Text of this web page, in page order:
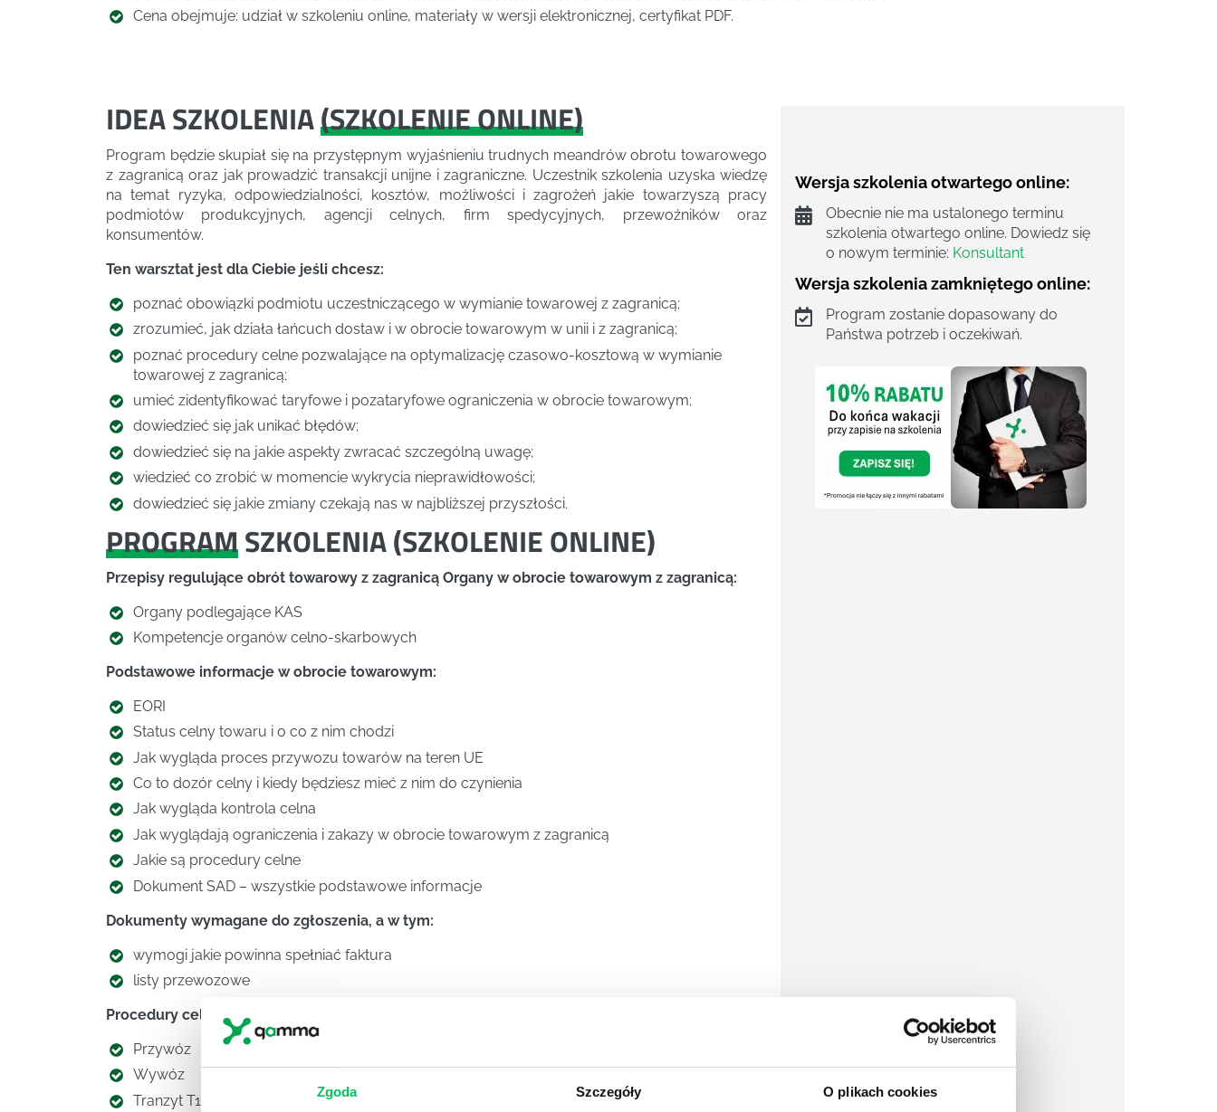
Zgoda Szczegóły O plikach cookies
Cena obejmuje: udział w szkoleniu online, materiały w wersji elektronicznej, certyfikat PDF.
IDEA SZKOLENIA(SZKOLENIE ONLINE)
Program będzie skupiał się na przystępnym wyjaśnieniu trudnych meandrów obrotu towarowego
z zagranicą oraz jak prowadzić transakcji unijne i zagraniczne. Uczestnik szkolenia uzyska wiedzę
na temat ryzyka, odpowiedzialności, kosztów, możliwości i zagrożeń jakie towarzyszą pracy
podmiotów produkcyjnych, agencji celnych, firm spedycyjnych, przewoźników oraz
konsumentów.
Ten warsztat jest dla Ciebie jeśli chcesz:
poznać obowiązki podmiotu uczestniczącego w wymianie towarowej z zagranicą;
zrozumieć, jak działa łańcuch dostaw i w obrocie towarowym w unii i z zagranicą;
poznać procedury celne pozwalające na optymalizację czasowo-kosztową w wymianie
towarowej z zagranicą;
umieć zidentyfikować taryfowe i pozataryfowe ograniczenia w obrocie towarowym;
dowiedzieć się jak unikać błędów;
dowiedzieć się na jakie aspekty zwracać szczególną uwagę;
wiedzieć co zrobić w momencie wykrycia nieprawidłowości;
dowiedzieć się jakie zmiany czekają nas w najbliższej przyszłości.
PROGRAMSZKOLENIA (SZKOLENIE ONLINE)
Przepisy regulujące obrót towarowy z zagranicą Organy w obrocie towarowym z zagranicą:
Organy podlegające KAS
Kompetencje organów celno-skarbowych
Podstawowe informacje w obrocie towarowym:
EORI
Status celny towaru i o co z nim chodzi
Jak wygląda proces przywozu towarów na teren UE
Co to dozór celny i kiedy będziesz mieć z nim do czynienia
Jak wygląda kontrola celna
Jak wyglądają ograniczenia i zakazy w obrocie towarowym z zagranicą
Jakie są procedury celne
Dokument SAD – wszystkie podstawowe informacje
Dokumenty wymagane do zgłoszenia, a w tym:
wymogi jakie powinna spełniać faktura
listy przewozowe
Procedury celne, a w tym wyjaśnimy takie pojęcia jak:
Przywóz
Wywóz
Tranzyt T1, T2 + TIR
Wersja szkolenia otwartego online:
Obecnie nie ma ustalonego terminu
szkolenia otwartego online. Dowiedz się
o nowym terminie: Konsultant
Wersja szkolenia zamkniętego online:
Program zostanie dopasowany do
Państwa potrzeb i oczekiwań.